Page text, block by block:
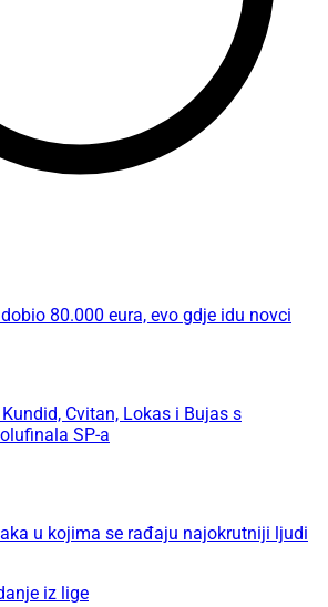
80.000 eura, evo gdje idu novci
Cvitan, Lokas i Bujas s
SP-a
u kojima se rađaju najokrutniji ljudi
iz lige